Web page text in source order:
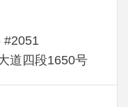
#2051
道四段1650号